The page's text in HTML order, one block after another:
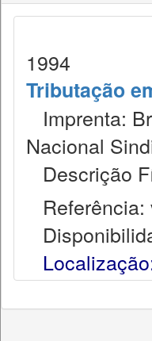
1994
Tributação
Imprenta:
Nacional
Descrição
Referência: